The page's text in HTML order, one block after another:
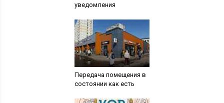
уведомления
Передача помещения в
состоянии как есть